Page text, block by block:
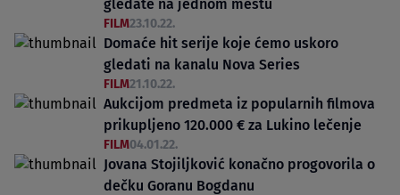
gledate na jednom mestu
FILM23.10.22.
Domaće hit serije koje ćemo uskoro
gledati na kanalu Nova Series
FILM21.10.22.
Aukcijom predmeta iz popularnih filmova
prikupljeno 120.000 € za Lukino lečenje
FILM04.01.22.
Jovana Stojiljković konačno progovorila o
dečku Goranu Bogdanu